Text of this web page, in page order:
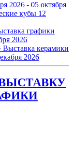
2026 - 05 октября
кубы 12
графики
2026
Выставка керамики
2026